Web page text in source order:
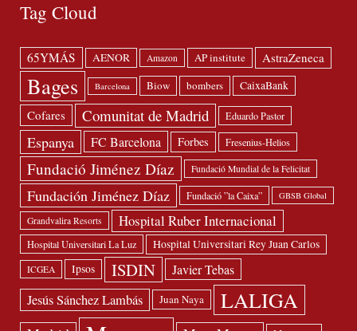
Tag Cloud
65YMÁS AENOR Amazon AP institute AstraZeneca
Bages Barcelona Biow bombers CaixaBank
Cofares Comunitat de Madrid Eduardo Pastor
Espanya FC Barcelona Forbes Fresenius-Helios
Fundació Jiménez Díaz Fundació Mundial de la Felicitat
Fundación Jiménez Díaz Fundació ”la Caixa” GBSB Global
Grandvalira Resorts Hospital Ruber Internacional
Hospital Universitari La Luz Hospital Universitari Rey Juan Carlos
ICGEA Ipsos ISDIN Javier Tebas
Jesús Sánchez Lambás Juan Naya LALIGA